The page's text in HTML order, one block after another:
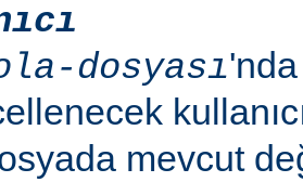
dosyası
mevcut